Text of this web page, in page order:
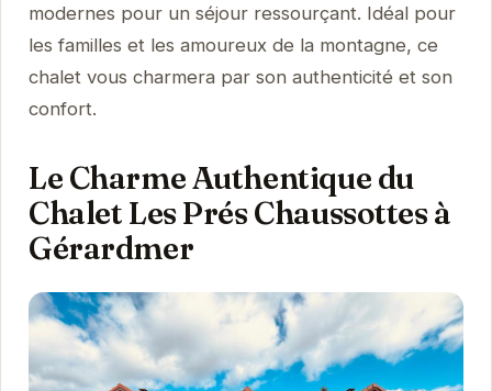
modernes pour un séjour ressourçant. Idéal pour
les familles et les amoureux de la montagne, ce
chalet vous charmera par son authenticité et son
confort.
Le Charme Authentique du
Chalet Les Prés Chaussottes à
Gérardmer